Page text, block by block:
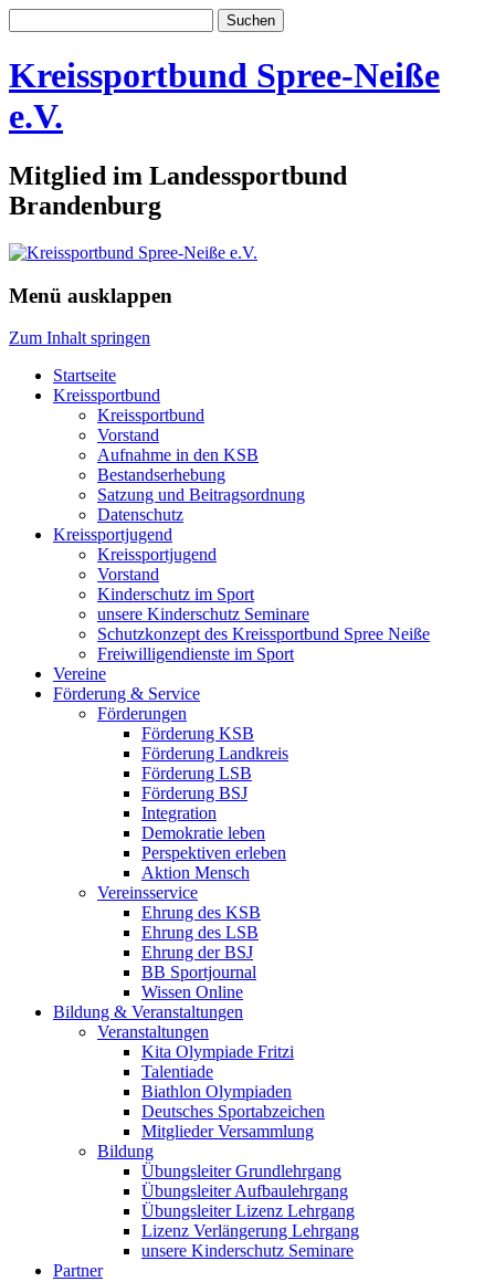
nach:
Kreissportbund Spree-Neiße
e.V.
Mitglied im Landessportbund
Brandenburg
Menü ausklappen
Zum Inhalt springen
Startseite
Kreissportbund
Kreissportbund
Vorstand
Aufnahme in den KSB
Bestandserhebung
Satzung und Beitragsordnung
Datenschutz
Kreissportjugend
Kreissportjugend
Vorstand
Kinderschutz im Sport
unsere Kinderschutz Seminare
Schutzkonzept des Kreissportbund Spree Neiße
Freiwilligendienste im Sport
Vereine
Förderung & Service
Förderungen
Förderung KSB
Förderung Landkreis
Förderung LSB
Förderung BSJ
Integration
Demokratie leben
Perspektiven erleben
Aktion Mensch
Vereinsservice
Ehrung des KSB
Ehrung des LSB
Ehrung der BSJ
BB Sportjournal
Wissen Online
Bildung & Veranstaltungen
Veranstaltungen
Kita Olympiade Fritzi
Talentiade
Biathlon Olympiaden
Deutsches Sportabzeichen
Mitglieder Versammlung
Bildung
Übungsleiter Grundlehrgang
Übungsleiter Aufbaulehrgang
Übungsleiter Lizenz Lehrgang
Lizenz Verlängerung Lehrgang
unsere Kinderschutz Seminare
Partner